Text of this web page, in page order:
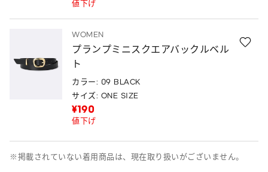
値下げ
WOMEN
プランプミニスクエアバックルベル
ト
カラー: 09 BLACK
サイズ: ONE SIZE
¥190
値下げ
※掲載されていない着用商品は、現在取り扱いがございません。